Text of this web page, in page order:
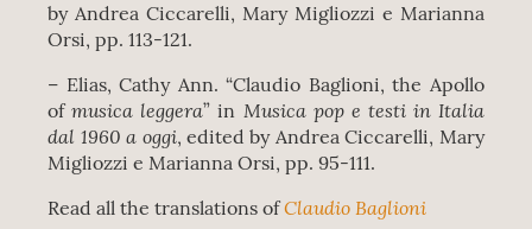
by Andrea Ciccarelli, Mary Migliozzi e Marianna
Orsi, pp. 113-121.
– Elias, Cathy Ann. “Claudio Baglioni, the Apollo
ofmusica leggera” in Musica pop e testi in Italia
dal 1960 a oggi, edited by Andrea Ciccarelli, Mary
Migliozzi e Marianna Orsi, pp. 95-111.
Read all the translations ofClaudio Baglioni